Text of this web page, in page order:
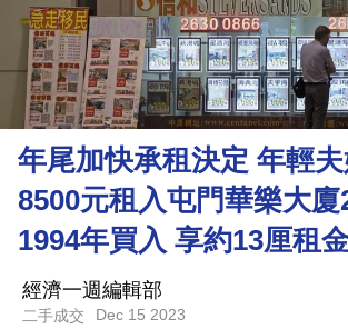
資
樓
市
理
財
商
業
科
技
年尾加快承租決定 年輕
8500元租入屯門華樂大
1994年買入 享約13厘租
經濟一週編輯部
二手成交 Dec 15 2023